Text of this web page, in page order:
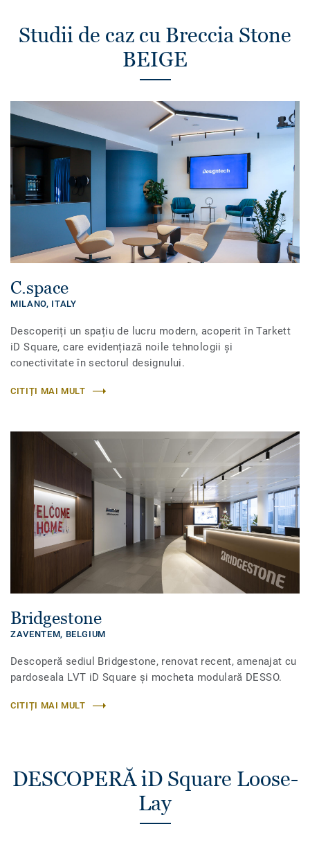
Studii de caz cu Breccia Stone
BEIGE
C.space
MILANO, ITALY
Descoperiți un spațiu de lucru modern, acoperit în Tarkett
iD Square, care evidențiază noile tehnologii și
conectivitate în sectorul designului.
CITIȚI MAI MULT
Bridgestone
ZAVENTEM, BELGIUM
Descoperă sediul Bridgestone, renovat recent, amenajat cu
pardoseala LVT iD Square și mocheta modulară DESSO.
CITIȚI MAI MULT
DESCOPERĂ iD Square Loose-
Lay